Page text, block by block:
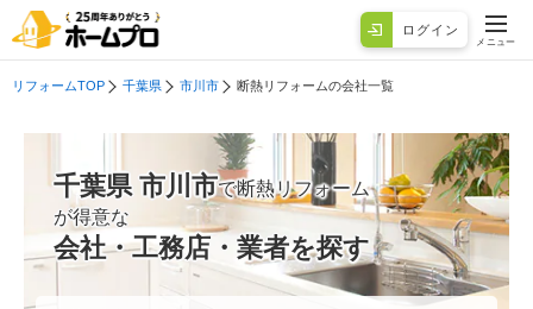
ログイン
メニュー
リフォームTOP 千葉県 市川市 断熱リフォームの会社一覧
千葉県 市川市で断熱リフォーム
が得意な
会社・工務店・業者を探す